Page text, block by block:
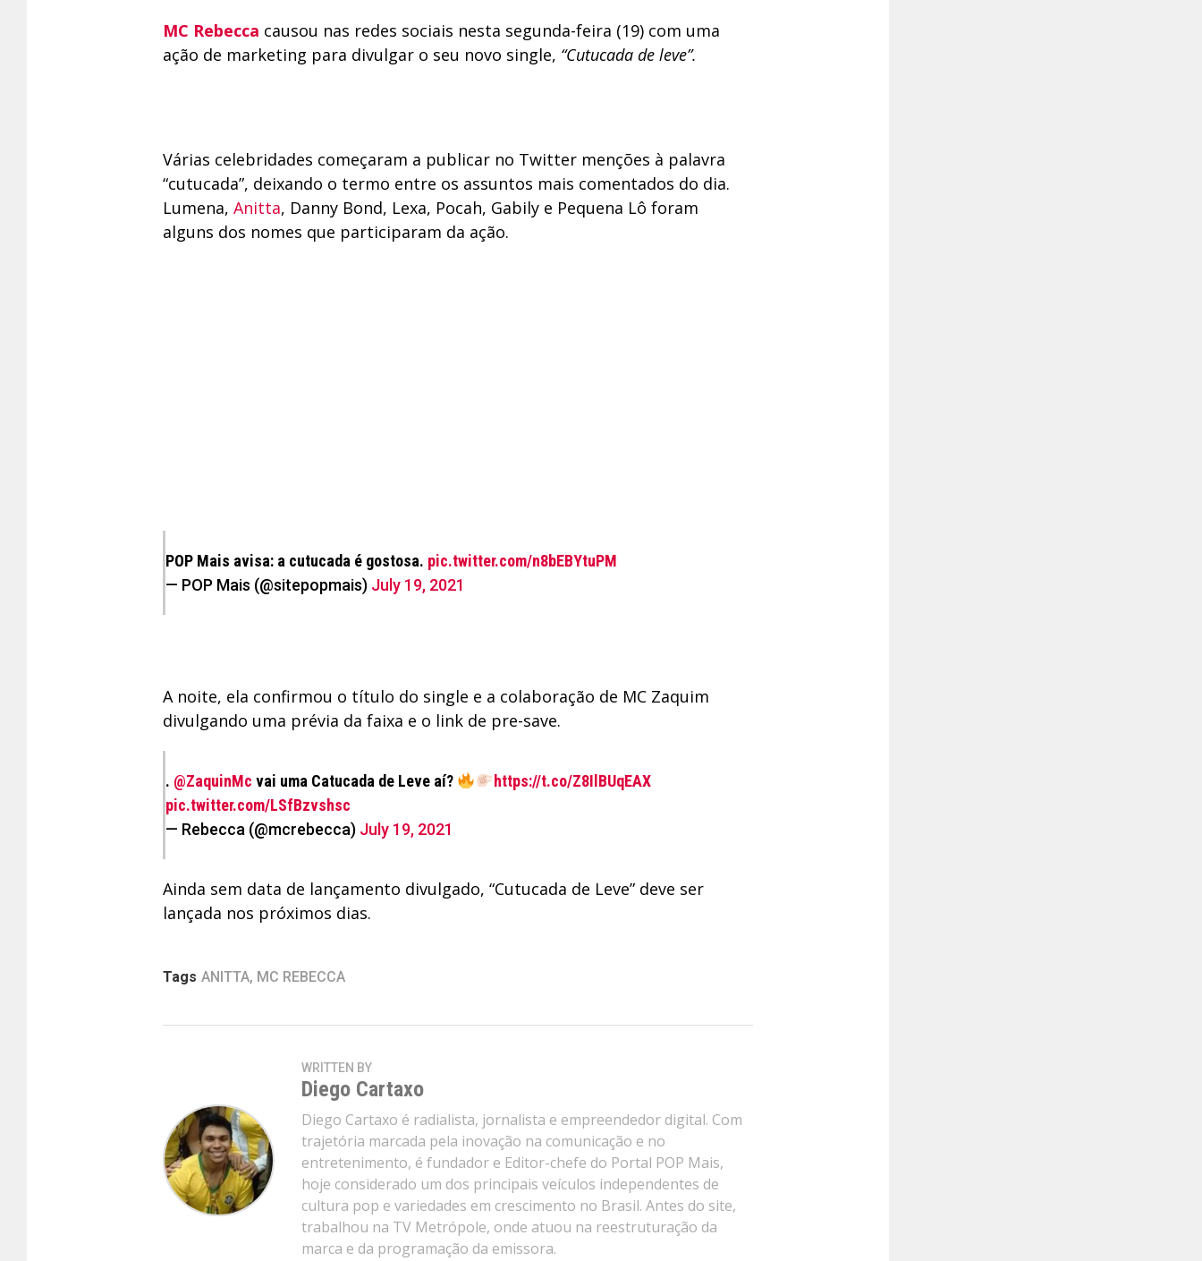
MC Rebecca causou nas redes sociais nesta segunda-feira (19) com uma
ação de marketing para divulgar o seu novo single, “Cutucada de leve”.
Várias celebridades começaram a publicar no Twitter menções à palavra
“cutucada”, deixando o termo entre os assuntos mais comentados do dia.
Lumena, Anitta, Danny Bond, Lexa, Pocah, Gabily e Pequena Lô foram
alguns dos nomes que participaram da ação.
POP Mais avisa: a cutucada é gostosa. pic.twitter.com/n8bEBYtuPM
— POP Mais (@sitepopmais) July 19, 2021
A noite, ela confirmou o título do single e a colaboração de MC Zaquim
divulgando uma prévia da faixa e o link de pre-save.
. @ZaquinMc vai uma Catucada de Leve aí?
https://t.co/Z8IlBUqEAX
pic.twitter.com/LSfBzvshsc
— Rebecca (@mcrebecca) July 19, 2021
Ainda sem data de lançamento divulgado, “Cutucada de Leve” deve ser
lançada nos próximos dias.
Tags ANITTA, MC REBECCA
WRITTEN BY
Diego Cartaxo
Diego Cartaxo é radialista, jornalista e empreendedor digital. Com
trajetória marcada pela inovação na comunicação e no
entretenimento, é fundador e Editor-chefe do Portal POP Mais,
hoje considerado um dos principais veículos independentes de
cultura pop e variedades em crescimento no Brasil. Antes do site,
trabalhou na TV Metrópole, onde atuou na reestruturação da
marca e da programação da emissora.